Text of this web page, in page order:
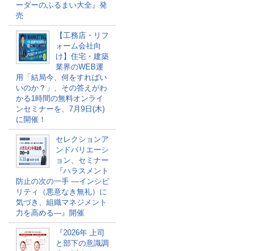
ーダーのふるまい大全』発
売
【工務店・リフ
ォーム会社向
け】住宅・建築
業界のWEB運
用「結局今、何をすればい
いのか？」、その答えがわ
かる1時間の無料オンライ
ンセミナーを、7月9日(木)
に開催！
セレクションア
ンドバリエーシ
ョン、セミナー
『ハラスメント
防止の次の一手 ―インシビ
リティ（悪意なき無礼）に
気づき、組織マネジメント
力を高める―』開催
『2026年 上司
と部下の意識調